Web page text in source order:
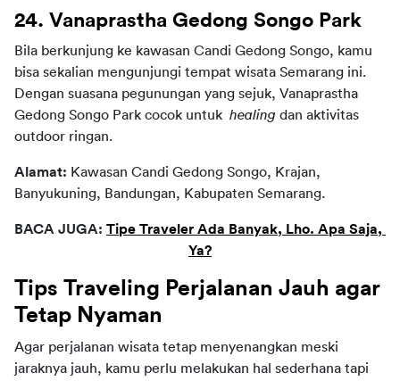
24. Vanaprastha Gedong Songo Park
Bila berkunjung ke kawasan Candi Gedong Songo, kamu
bisa sekalian mengunjungi tempat wisata Semarang ini.
Dengan suasana pegunungan yang sejuk, Vanaprastha
Gedong Songo Park cocok untuk healing dan aktivitas
outdoor ringan.
Alamat: Kawasan Candi Gedong Songo, Krajan,
Banyukuning, Bandungan, Kabupaten Semarang.
BACA JUGA: Tipe Traveler Ada Banyak, Lho. Apa Saja,
Ya?
Tips Traveling Perjalanan Jauh agar
Tetap Nyaman
Agar perjalanan wisata tetap menyenangkan meski
jaraknya jauh, kamu perlu melakukan hal sederhana tapi